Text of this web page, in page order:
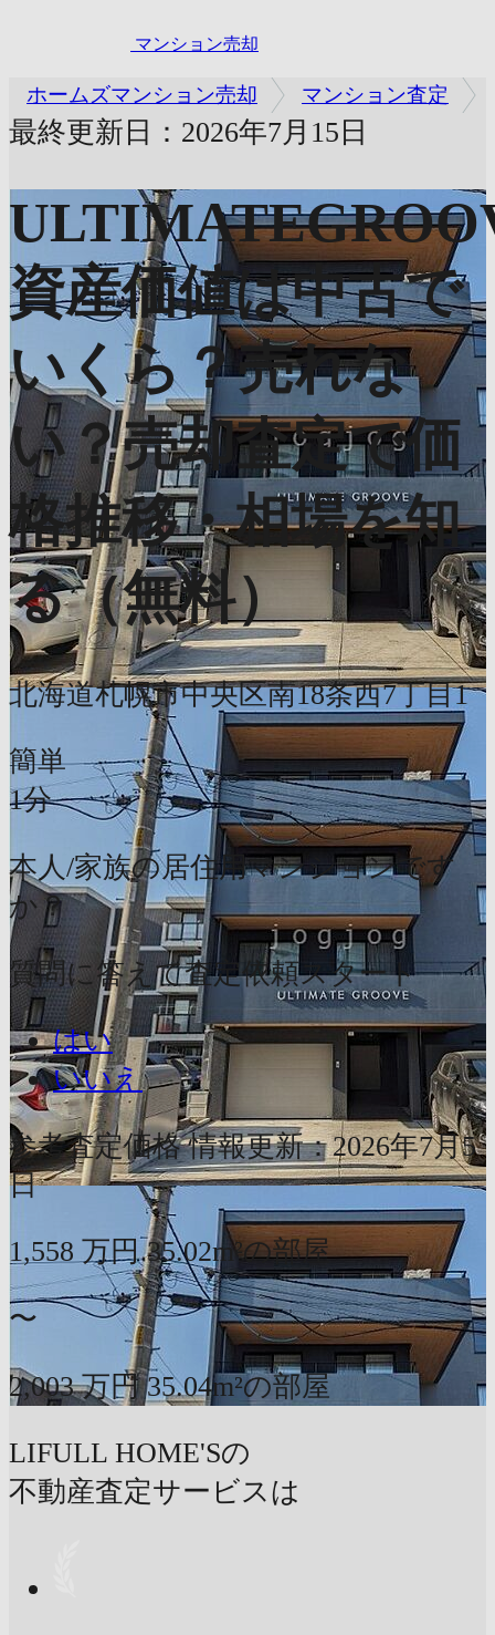
マンション売却
ホームズマンション売却 マンション査定
最終更新日：2026年7月15日
資産価値は中古で
いくら？売れな
い？売却査定で価
格推移・相場を知
る（無料）
北海道札幌市中央区南18条西7丁目1
簡単
1分
本人/家族の居住用マンションです
か？
質問に答えて査定依頼スタート
はい
いいえ
参考査定価格 情報更新：2026年7月5
日
1,558 万円 35.02m²の部屋
〜
2,003 万円 35.04m²の部屋
LIFULL HOME'Sの
不動産査定サービスは